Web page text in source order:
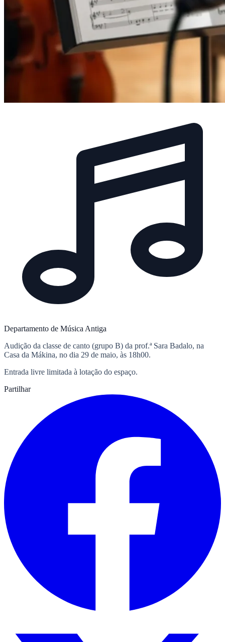
Departamento de Música Antiga
Audição da classe de canto (grupo B) da prof.ª Sara Badalo, na
Casa da Mákina, no dia 29 de maio, às 18h00.
Entrada livre limitada à lotação do espaço.
Partilhar